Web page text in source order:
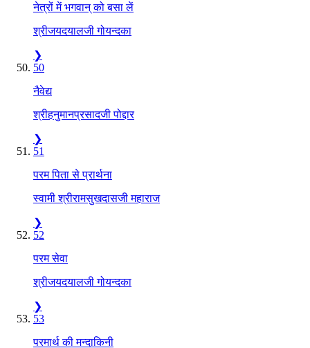
नेत्रों में भगवान् को बसा लें
श्रीजयदयालजी गोयन्दका
❯
50
नैवेद्य
श्रीहनुमानप्रसादजी पोद्दार
❯
51
परम पिता से प्रार्थना
स्वामी श्रीरामसुखदासजी महाराज
❯
52
परम सेवा
श्रीजयदयालजी गोयन्दका
❯
53
परमार्थ की मन्दाकिनी